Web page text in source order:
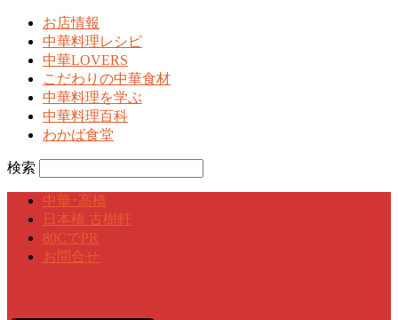
お店情報
中華料理レシピ
中華LOVERS
こだわりの中華食材
中華料理を学ぶ
中華料理百科
わかば食堂
検索
中華･高橋
日本橋 古樹軒
80CでPR
お問合せ